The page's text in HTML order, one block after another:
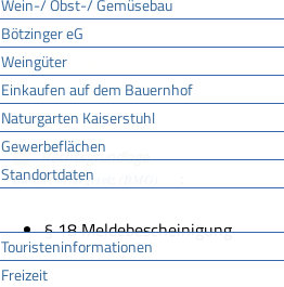
Wein-/ Obst-/ Gemüsebau
Bötzinger eG
Weingüter
Einkaufen auf dem Bauernhof
Naturgarten Kaiserstuhl
Gewerbeflächen
Standortdaten
Touristeninformationen
Freizeit
Hinweise
Eine elektronische
Rechtsgrundlage
Bundesmeldegesetz (BMG)
§ 18 Meldebescheinigung